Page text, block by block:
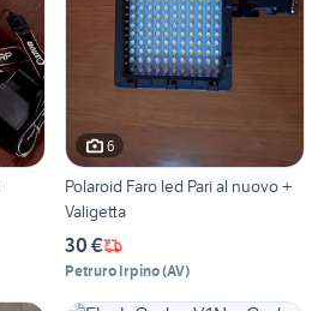
6
Polaroid Faro led Pari al nuovo +
Valigetta
30 €
Petruro Irpino(AV)